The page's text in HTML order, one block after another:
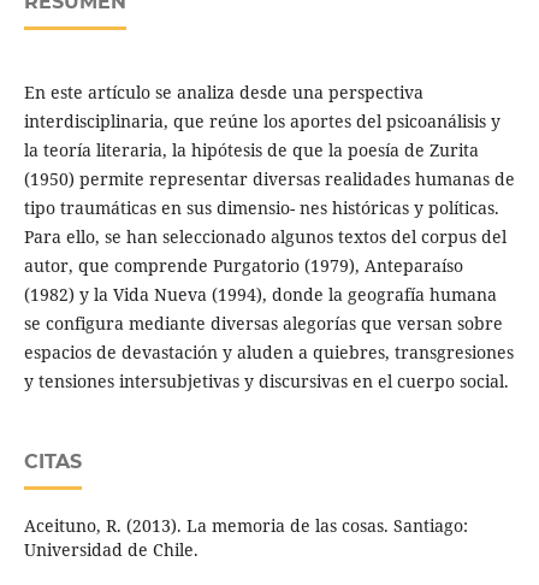
En este artículo se analiza desde una perspectiva
interdisciplinaria, que reúne los aportes del psicoanálisis y
la teoría literaria, la hipótesis de que la poesía de Zurita
(1950) permite representar diversas realidades humanas de
tipo traumáticas en sus dimensio- nes históricas y políticas.
Para ello, se han seleccionado algunos textos del corpus del
autor, que comprende Purgatorio (1979), Anteparaíso
(1982) y la Vida Nueva (1994), donde la geografía humana
se configura mediante diversas alegorías que versan sobre
espacios de devastación y aluden a quiebres, transgresiones
y tensiones intersubjetivas y discursivas en el cuerpo social.
CITAS
Aceituno, R. (2013). La memoria de las cosas. Santiago:
Universidad de Chile.